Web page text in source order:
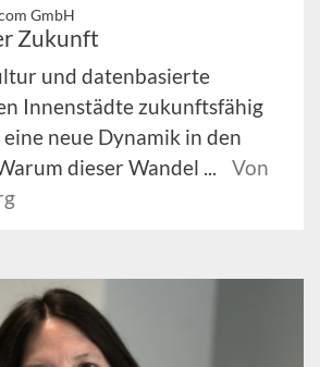
GmbH
Zukunft
und datenbasierte
Innenstädte zukunftsfähig
neue Dynamik in den
dieser Wandel ...
Von